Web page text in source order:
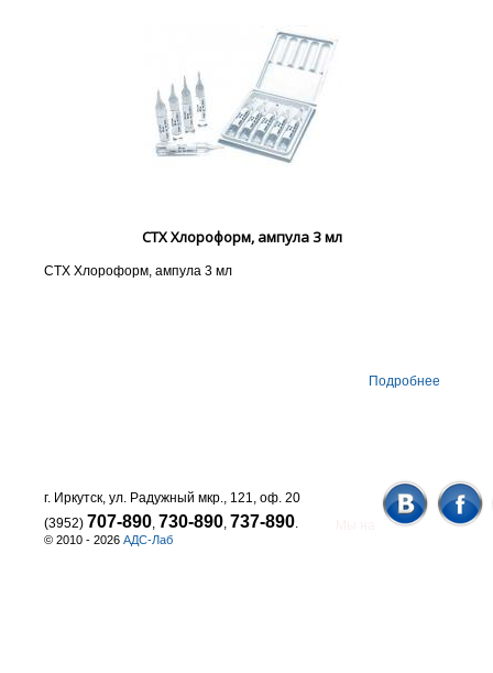
СТХ Хлороформ, ампула 3 мл
СТХ Хлороформ, ампула 3 мл
Подробнее
© 2010 - 2026 АДС-Лаб
г. Иркутск, ул. Радужный мкр., 121, оф. 20
(3952) 707-890, 730-890, 737-890.